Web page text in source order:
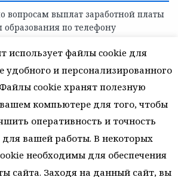
использует файлы cookie для
удобного и персонализированного
cookie хранят полезную
компьютере для того, чтобы
оперативность и точность
для вашей работы. В некоторых
необходимы для обеспечения
сайта. Заходя на данный сайт, вы